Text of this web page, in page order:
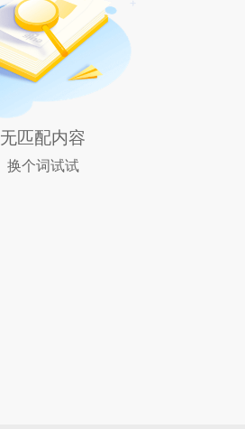
无匹配内容
换个词试试